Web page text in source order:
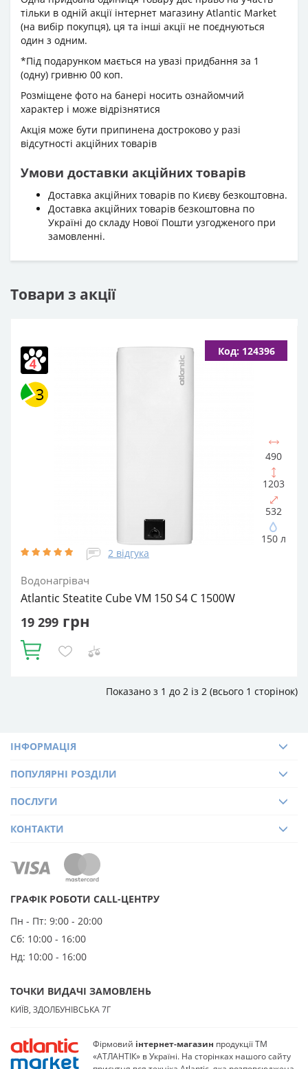
тільки в одній акції інтернет магазину Atlantic Market
(на вибір покупця), ця та інші акції не поєднуються
один з одним.
*Під подарунком мається на увазі придбання за 1
(одну) гривню 00 коп.
Розміщене фото на банері носить ознайомчий
характер і може відрізнятися
Акція може бути припинена достроково у разі
відсутності акційних товарів
Умови доставки акційних товарів
Доставка акційних товарів по Києву безкоштовна.
Доставка акційних товарів безкоштовна по
Україні до складу Нової Пошти узгодженого при
замовленні.
Товари з акції
Код: 124396
490
1203
532
150 л
2 відгука
Водонагрівач
Atlantic Steatite Cube VM 150 S4 C 1500W
19 299 грн
Купити
Встановлення: Вертикальне
Тип ТЕНа:
Показано з 1 до 2 із 2 (всього 1 сторінок)
Фірмовий інтернет-магазин продукції ТМ
«АТЛАНТІК» в Україні. На сторінках нашого сайту
ІНФОРМАЦІЯ
ПОПУЛЯРНІ РОЗДІЛИ
ПОСЛУГИ
ГРАФІК РОБОТИ CALL-ЦЕНТРУ
Пн - Пт: 9:00 - 20:00
Сб: 10:00 - 16:00
Нд: 10:00 - 16:00
ТОЧКИ ВИДАЧІ ЗАМОВЛЕНЬ
КИЇВ, ЗДОЛБУНІВСЬКА 7Г
КОНТАКТИ